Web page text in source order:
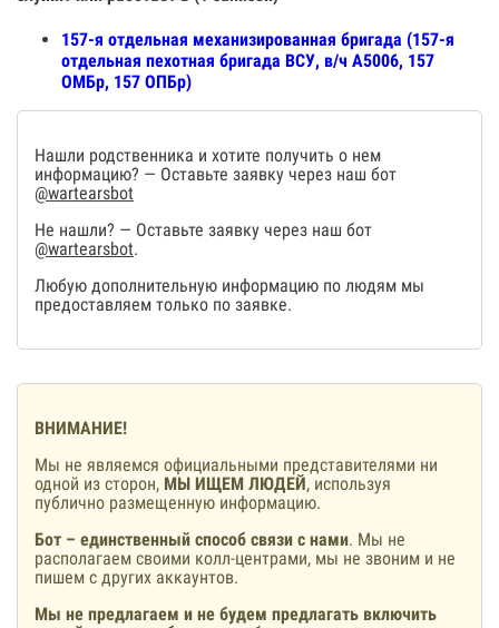
157-я отдельная механизированная бригада (157-я
отдельная пехотная бригада ВСУ, в/ч А5006, 157
ОМБр, 157 ОПБр)
Нашли родственника и хотите получить о нем
информацию? — Оставьте заявку через наш бот
@wartearsbot
Не нашли? — Оставьте заявку через наш бот
@wartearsbot.
Любую дополнительную информацию по людям мы
предоставляем только по заявке.
ВНИМАНИЕ!
Мы не являемся официальными представителями ни
одной из сторон, МЫ ИЩЕМ ЛЮДЕЙ, используя
публично размещенную информацию.
Бот – единственный способ связи с нами. Мы не
располагаем своими колл-центрами, мы не звоним и не
пишем с других аккаунтов.
Мы не предлагаем и не будем предлагать включить